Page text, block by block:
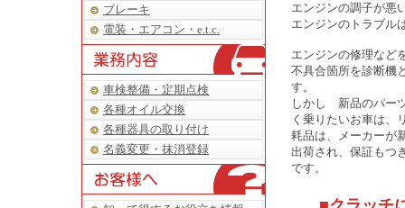
ブレーキ
電装・エアコン・e.t.c.
車検整備・定期点検
各種オイル交換
各種器具の取り付け
名義変更・抹消登録
エンジンの調子が悪
エンジンのトラブル
エンジンの修理など
不具合箇所を診断機
す。
しかし 新品のパー
く乗りたいお車は、
耗品は、メーカーが
出荷され、保証もつ
です。